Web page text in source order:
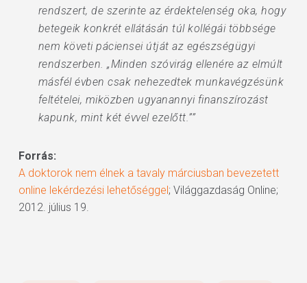
rendszert, de szerinte az érdektelenség oka, hogy
betegeik konkrét ellátásán túl kollégái többsége
nem követi páciensei útját az egészségügyi
rendszerben. „Minden szóvirág ellenére az elmúlt
másfél évben csak nehezedtek munkavégzésünk
feltételei, miközben ugyanannyi finanszírozást
kapunk, mint két évvel ezelőtt.””
Forrás:
A doktorok nem élnek a tavaly márciusban bevezetett
online lekérdezési lehetőséggel; Világgazdaság Online;
2012. július 19.